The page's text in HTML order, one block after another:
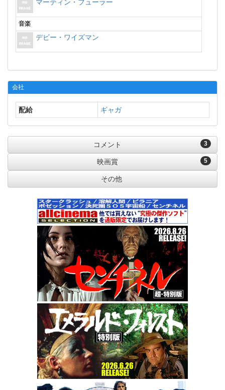
マーティン・フューラー
音楽
デビー・ワイズマン
会社
配給 ギャガ
3
コメント
5
映画賞
その他